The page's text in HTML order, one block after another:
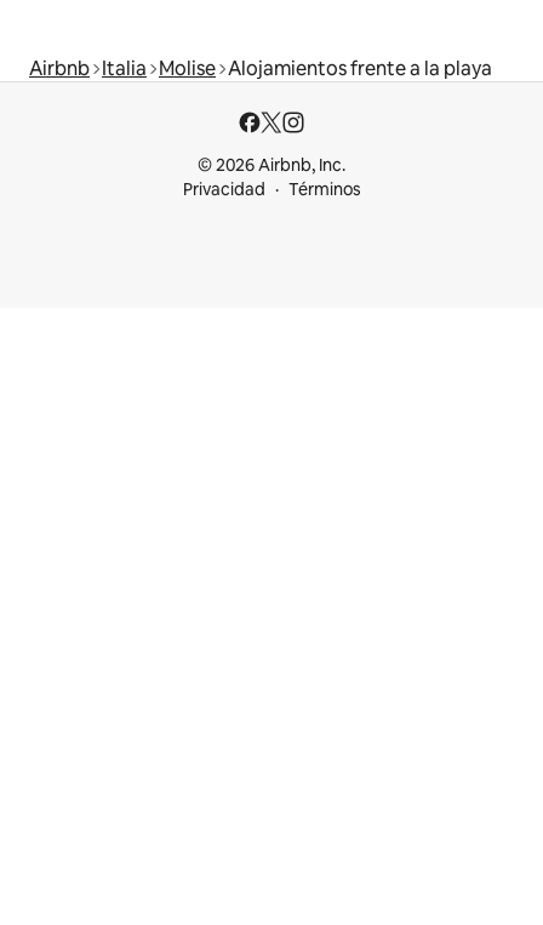
Airbnb Italia Molise Alojamientos frente a la playa
© 2026 Airbnb, Inc.
Privacidad
Términos